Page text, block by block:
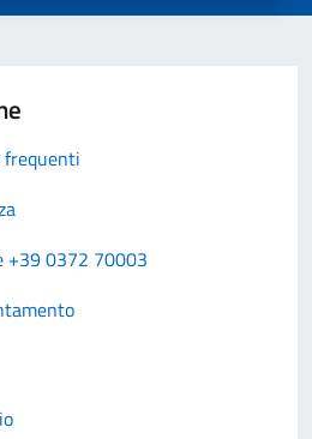
frequenti
+39 0372 70003